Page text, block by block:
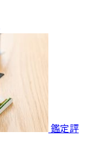
鑑定評